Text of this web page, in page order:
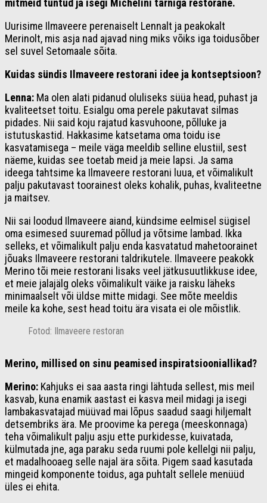
mitmeid tuntud ja isegi Michelini tärniga restorane.
Uurisime Ilmaveere perenaiselt Lennalt ja peakokalt
Merinolt, mis asja nad ajavad ning miks võiks iga toidusõber
sel suvel Setomaale sõita.
Kuidas sündis Ilmaveere restorani idee ja kontseptsioon?
Lenna: Ma olen alati pidanud oluliseks süüa head, puhast ja
kvaliteetset toitu. Esialgu oma perele pakutavat silmas
pidades. Nii said koju rajatud kasvuhoone, põlluke ja
istutuskastid. Hakkasime katsetama oma toidu ise
kasvatamisega – meile väga meeldib selline elustiil, sest
näeme, kuidas see toetab meid ja meie lapsi. Ja sama
ideega tahtsime ka Ilmaveere restorani luua, et võimalikult
palju pakutavast toorainest oleks kohalik, puhas, kvaliteetne
ja maitsev.
Nii sai loodud Ilmaveere aiand, kündsime eelmisel sügisel
oma esimesed suuremad põllud ja võtsime lambad. Ikka
selleks, et võimalikult palju enda kasvatatud mahetoorainet
jõuaks Ilmaveere restorani taldrikutele. Ilmaveere peakokk
Merino tõi meie restorani lisaks veel jätkusuutlikkuse idee,
et meie jalajälg oleks võimalikult väike ja raisku läheks
minimaalselt või üldse mitte midagi. See mõte meeldis
meile ka kohe, sest head toitu ära visata ei ole mõistlik.
Fotod: Ilmaveere restoran
Merino, millised on sinu peamised inspiratsiooniallikad?
Merino: Kahjuks ei saa aasta ringi lähtuda sellest, mis meil
kasvab, kuna enamik aastast ei kasva meil midagi ja isegi
lambakasvatajad müüvad mai lõpus saadud saagi hiljemalt
detsembriks ära. Me proovime ka perega (meeskonnaga)
teha võimalikult palju asju ette purkidesse, kuivatada,
külmutada jne, aga paraku seda ruumi pole kellelgi nii palju,
et madalhooaeg selle najal ära sõita. Pigem saad kasutada
mingeid komponente toidus, aga puhtalt sellele menüüd
üles ei ehita.